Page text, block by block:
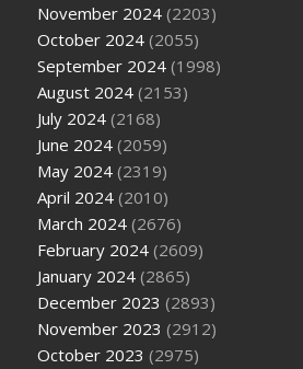
November 2024 (2203)
October 2024 (2055)
September 2024 (1998)
August 2024 (2153)
July 2024 (2168)
June 2024 (2059)
May 2024 (2319)
April 2024 (2010)
March 2024 (2676)
February 2024 (2609)
January 2024 (2865)
December 2023 (2893)
November 2023 (2912)
October 2023 (2975)